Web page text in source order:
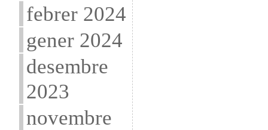
febrer 2024
gener 2024
desembre
2023
novembre